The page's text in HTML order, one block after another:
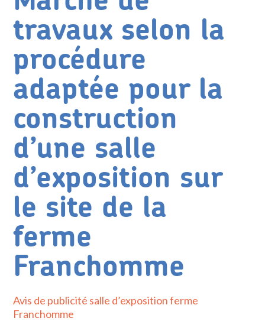
travaux selon la
procédure
adaptée pour la
construction
d’une salle
d’exposition sur
le site de la
ferme
Franchomme
Avis de publicité salle d’exposition ferme
Franchomme